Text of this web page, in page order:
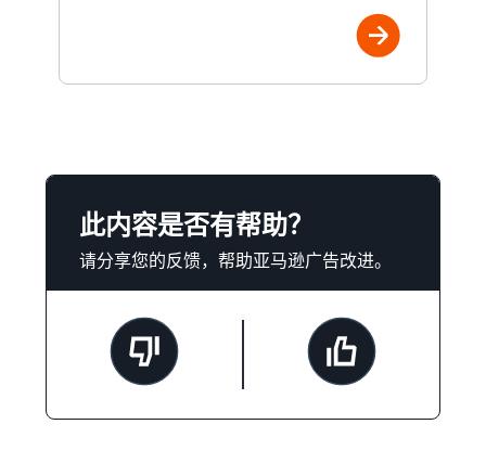
此内容是否有帮助？
请分享您的反馈，帮助亚马逊广告改进。